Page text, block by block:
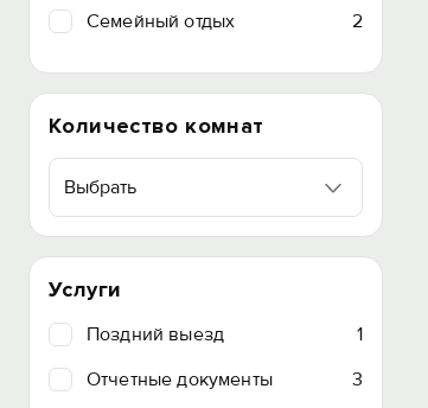
Семейный отдых
2
Количество комнат
Выбрать
Услуги
Поздний выезд
1
Отчетные документы
3